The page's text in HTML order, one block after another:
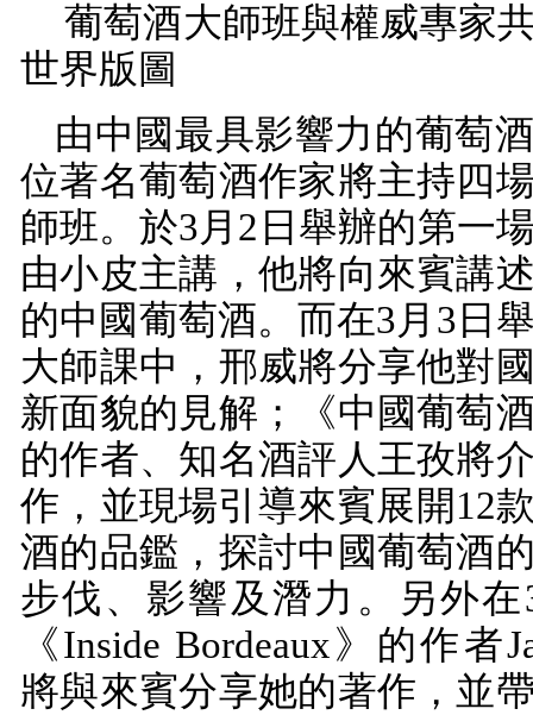
葡萄酒大師班與權威專家
世界版圖
由中國最具影響力的葡萄
位著名葡萄酒作家將主持四
師班。於3月 2 日舉辦的第一
由小皮主講，他將向來賓講
的中國葡萄酒。而在3月 3 日
大師課中，邢威將分享他對
新面貌的見解；《中國葡萄
的作者、知名酒評人王孜將
作，並現場引導來賓展開12
酒的品鑑，探討中國葡萄酒
步伐、影響及潛力。另外在
《Inside Bordeaux》的作者
將與來賓分享她的著作，並